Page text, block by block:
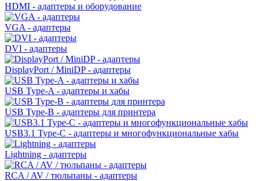
HDMI - адаптеры и оборудование
VGA - адаптеры
DVI - адаптеры
DisplayPort / MiniDP - адаптеры
USB Type-A - адаптеры и хабы
USB Type-B - адаптеры для принтера
USB3.1 Type-C - адаптеры и многофункциональные хабы
Lightning - адаптеры
RCA / AV / тюльпаны - адаптеры